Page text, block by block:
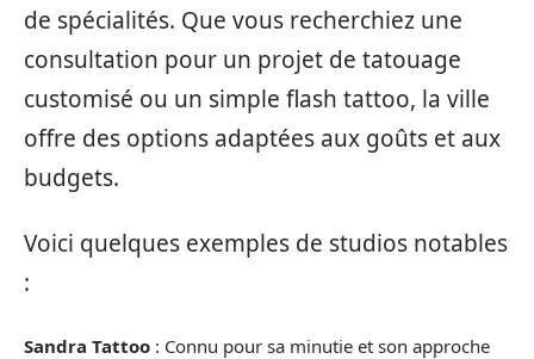
de spécialités. Que vous recherchiez une
consultation pour un projet de tatouage
customisé ou un simple flash tattoo, la ville
offre des options adaptées aux goûts et aux
budgets.
Voici quelques exemples de studios notables
:
Sandra Tattoo : Connu pour sa minutie et son approche